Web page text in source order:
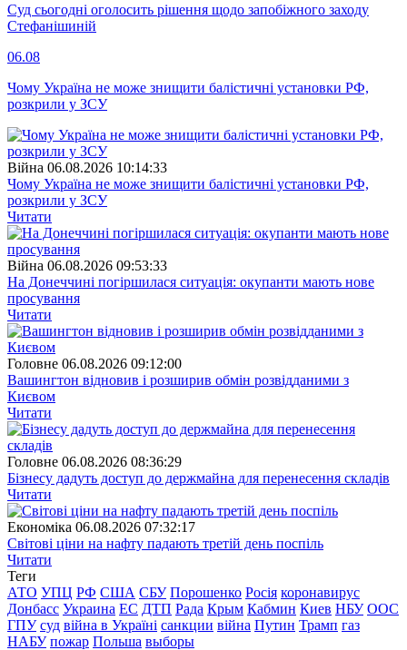
Суд сьогодні оголосить рішення щодо запобіжного заходу
Стефанішиній
06.08
Чому Україна не може знищити балістичні установки РФ,
розкрили у ЗСУ
Війна 06.08.2026 10:14:33
Чому Україна не може знищити балістичні установки РФ,
розкрили у ЗСУ
Читати
Війна 06.08.2026 09:53:33
На Донеччині погіршилася ситуація: окупанти мають нове
просування
Читати
Головне 06.08.2026 09:12:00
Вашингтон відновив і розширив обмін розвідданими з
Києвом
Читати
Головне 06.08.2026 08:36:29
Бізнесу дадуть доступ до держмайна для перенесення складів
Читати
Економіка 06.08.2026 07:32:17
Світові ціни на нафту падають третій день поспіль
Читати
Теги
АТО УПЦ РФ США СБУ Порошенко Росія коронавирус
Донбасс Украина ЕС ДТП Рада Крым Кабмин Киев НБУ ООС
ГПУ суд війна в Україні санкции війна Путин Трамп газ
НАБУ пожар Польша выборы